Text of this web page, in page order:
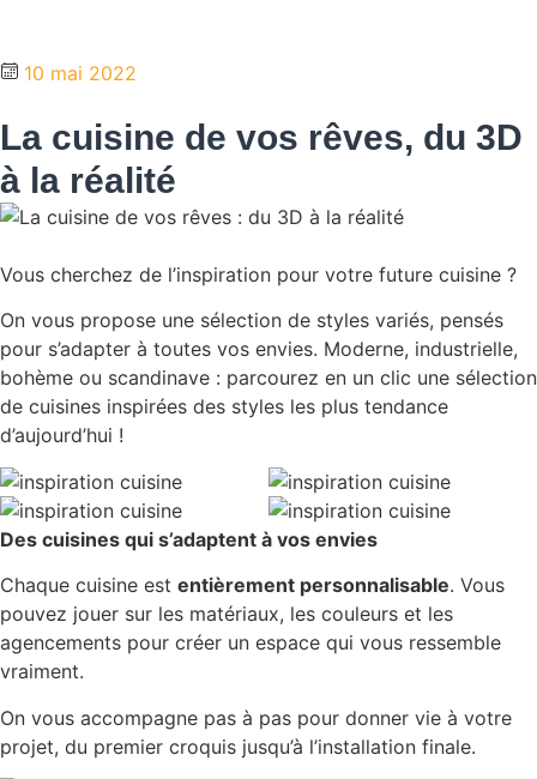
10 mai 2022
La cuisine de vos rêves, du 3D
à la réalité
Vous cherchez de l’inspiration pour votre future cuisine ?
On vous propose une sélection de styles variés, pensés
pour s’adapter à toutes vos envies. Moderne, industrielle,
bohème ou scandinave : parcourez en un clic une sélection
de cuisines inspirées des styles les plus tendance
d’aujourd’hui !
Des cuisines qui s’adaptent à vos envies
Chaque cuisine est entièrement personnalisable. Vous
pouvez jouer sur les matériaux, les couleurs et les
agencements pour créer un espace qui vous ressemble
vraiment.
On vous accompagne pas à pas pour donner vie à votre
projet, du premier croquis jusqu’à l’installation finale.